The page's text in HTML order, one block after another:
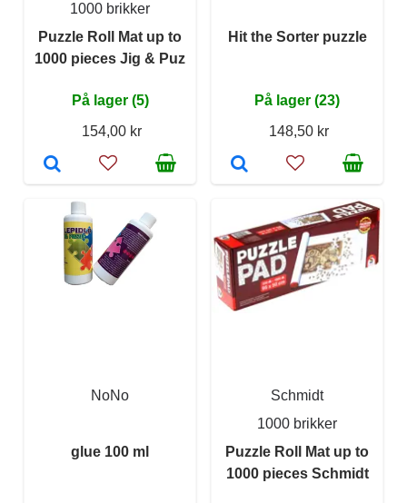
1000 brikker
Puzzle Roll Mat up to
1000 pieces Jig & Puz
På lager (5)
154,00 kr
Hit the Sorter puzzle
På lager (23)
148,50 kr
NoNo
glue 100 ml
Schmidt
1000 brikker
Puzzle Roll Mat up to
1000 pieces Schmidt